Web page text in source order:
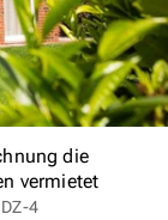
die
vermietet
4